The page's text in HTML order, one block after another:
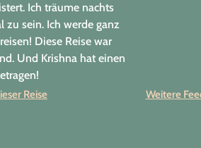
Ich träume nachts
zu sein. Ich werde ganz
Diese Reise war
Und Krishna hat einen
Reise Weitere